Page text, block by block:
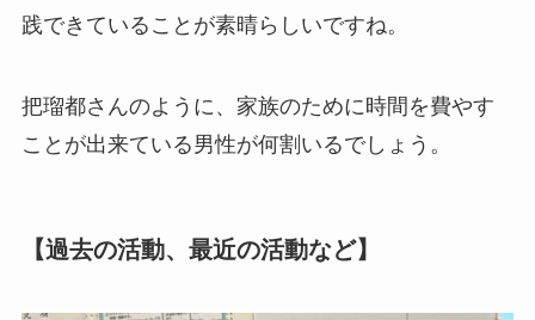
践できていることが素晴らしいですね。
把瑠都さんのように、家族のために時間を費やす
ことが出来ている男性が何割いるでしょう。
【過去の活動、最近の活動など】